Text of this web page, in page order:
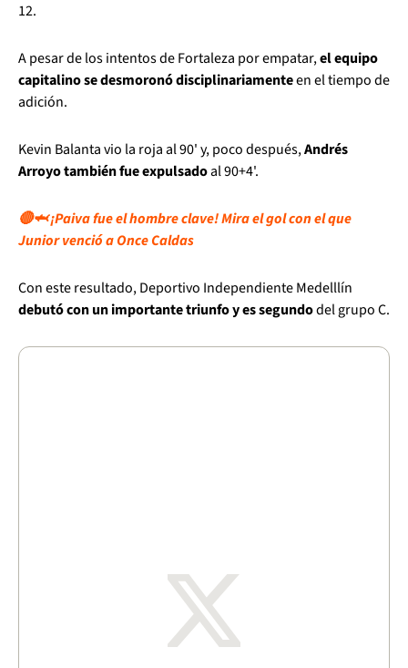
12.
A pesar de los intentos de Fortaleza por empatar,el equipo
capitalino se desmoronó disciplinariamenteen el tiempo de
adición.
Kevin Balanta vio la roja al 90' y, poco después,Andrés
Arroyo también fue expulsadoal 90+4'.
🔴🦈 ¡Paiva fue el hombre clave! Mira el gol con el que
Junior venció a Once Caldas
Con este resultado, Deportivo Independiente Medelllín
debutó con un importante triunfo y es segundodel grupo C.